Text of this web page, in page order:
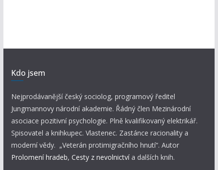
Kdo jsem
Nejprodávanější český sociolog, programový ředitel
Jungmannovy národní akademie. Řádný člen Mezinárodní
asociace pozitivní psychologie. Plně kvalifikovaný elektrikář.
Spisovatel a knihkupec. Vlastenec. Zastánce racionality a
moderní vědy. „Veterán protimigračního hnutí“. Autor
Prolomení hradeb, Cesty z nevolnictví a dalších knih.